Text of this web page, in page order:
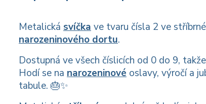
Metalická svíčka ve tvaru čísla 2 ve
narozeninového dortu.
Dostupná ve všech číslicích od 0 do 9,
Hodí se na narozeninové oslavy, výročí a
tabule. 🎂✨